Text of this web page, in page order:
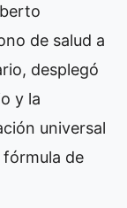
de salud a
desplegó
y la
universal
fórmula de